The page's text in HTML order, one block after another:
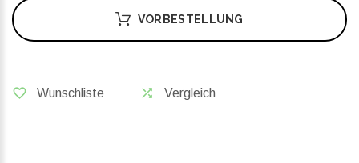
VORBESTELLUNG
Wunschliste Vergleich